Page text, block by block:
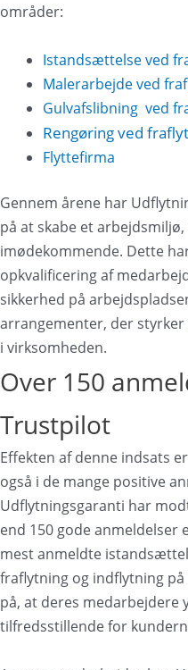
områder:
Istandsættelse ved
Malerarbejde ved
Gulvafslibning ved
Rengøring ved
Flyttefirma
Gennem årene har
på at skabe et
imødekommende. Dette
opkvalificering af
sikkerhed på
arrangementer, der
i virksomheden.
Over 150
Trustpilot
Effekten af denne indsats
også i de mange positive
Udflytningsgaranti har
end 150 gode anmeldelser
mest anmeldte
fraflytning og indflytning
på, at deres medarbejdere
tilfredsstillende for